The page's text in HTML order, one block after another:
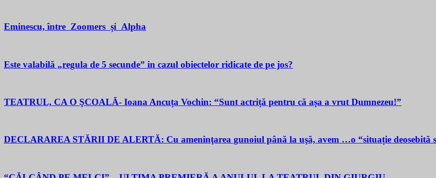
Eminescu, între Zoomers și Alpha
Este valabilă „regula de 5 secunde” in cazul obiectelor ridicate de pe jos?
TEATRUL, CA O ŞCOALĂ- Ioana Ancuța Vochin: “Sunt actriță pentru că așa a vrut Dumnezeu!”
DECLARAREA STĂRII DE ALERTĂ: Cu ameninţarea gunoiul până la uşă, avem …o “situație deosebită